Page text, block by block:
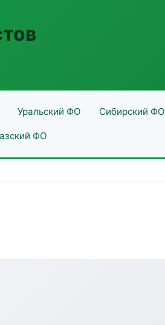
Уральский ФО Сибирский ФО
ФО